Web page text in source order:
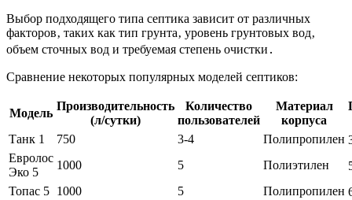
Выбор подходящего типа септика зависит от различных
факторов‚ таких как тип грунта‚ уровень грунтовых вод‚
объем сточных вод и требуемая степень очистки․
Сравнение некоторых популярных моделей септиков:
Модель
Производительность
(л/сутки)
Количество
пользователей
Материал
корпуса
Танк 1 750 3-4 Полипропилен
Евролос
Эко 5
1000 5 Полиэтилен
Топас 5 1000 5 Полипропилен